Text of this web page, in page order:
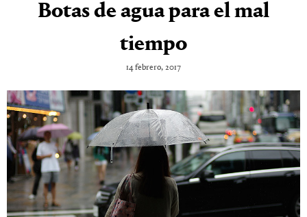
Botas de agua para el mal
tiempo
14 febrero, 2017